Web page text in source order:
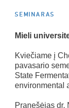
SEMINARAS
Mieli
Kviečiame į
pavasario
State
environmental
Pranešėjas dr.